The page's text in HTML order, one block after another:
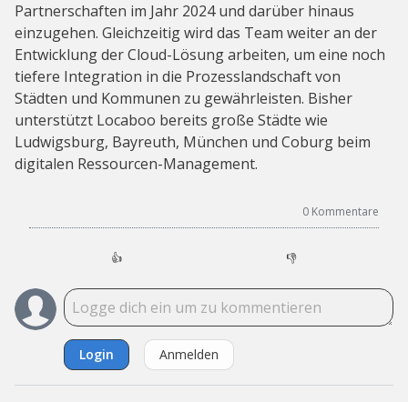
Partnerschaften im Jahr 2024 und darüber hinaus
einzugehen. Gleichzeitig wird das Team weiter an der
Entwicklung der Cloud-Lösung arbeiten, um eine noch
tiefere Integration in die Prozesslandschaft von
Städten und Kommunen zu gewährleisten. Bisher
unterstützt Locaboo bereits große Städte wie
Ludwigsburg, Bayreuth, München und Coburg beim
digitalen Ressourcen-Management.
0 Kommentare
👍 👎
Login Anmelden